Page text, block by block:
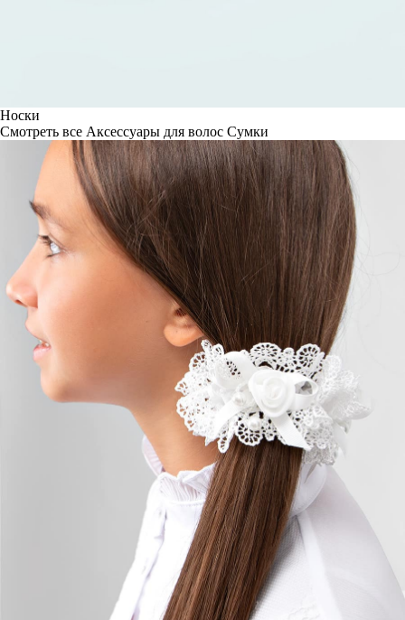
Носки
Смотреть все Аксессуары для волос Сумки